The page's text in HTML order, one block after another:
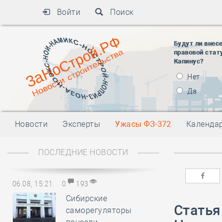
Войти Поиск
Будут ли
правовой
Капинус?
Нет
Да
Новости Эксперты Ужасы ФЗ-372
ПОСЛЕДНИЕ НОВОСТИ
06.08, 15:21 0 193
Сибирские
саморегуляторы